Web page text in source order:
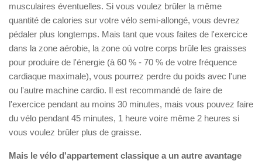
musculaires éventuelles. Si vous voulez brûler la même
quantité de calories sur votre vélo semi-allongé, vous devrez
pédaler plus longtemps. Mais tant que vous faites de l'exercice
dans la zone aérobie, la zone où votre corps brûle les graisses
pour produire de l'énergie (à 60 % - 70 % de votre fréquence
cardiaque maximale), vous pourrez perdre du poids avec l'une
ou l'autre machine cardio. Il est recommandé de faire de
l'exercice pendant au moins 30 minutes, mais vous pouvez faire
du vélo pendant 45 minutes, 1 heure voire même 2 heures si
vous voulez brûler plus de graisse.
Mais le vélo d'appartement classique a un autre avantage